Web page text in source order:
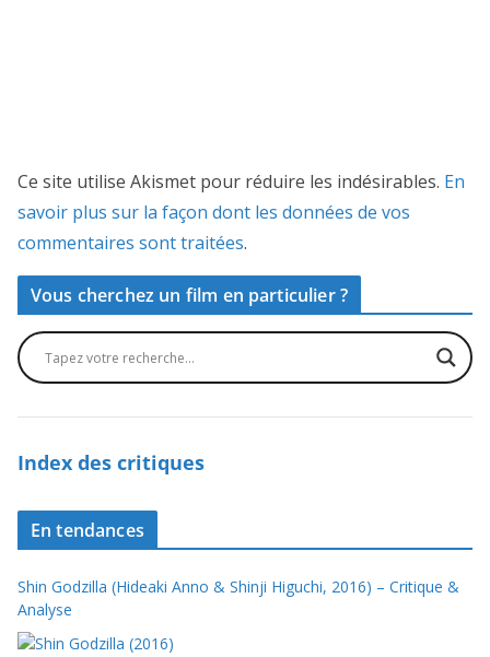
Ce site utilise Akismet pour réduire les indésirables. En
savoir plus sur la façon dont les données de vos
commentaires sont traitées.
Vous cherchez un film en particulier ?
Index des critiques
En tendances
Shin Godzilla (Hideaki Anno & Shinji Higuchi, 2016) – Critique &
Analyse